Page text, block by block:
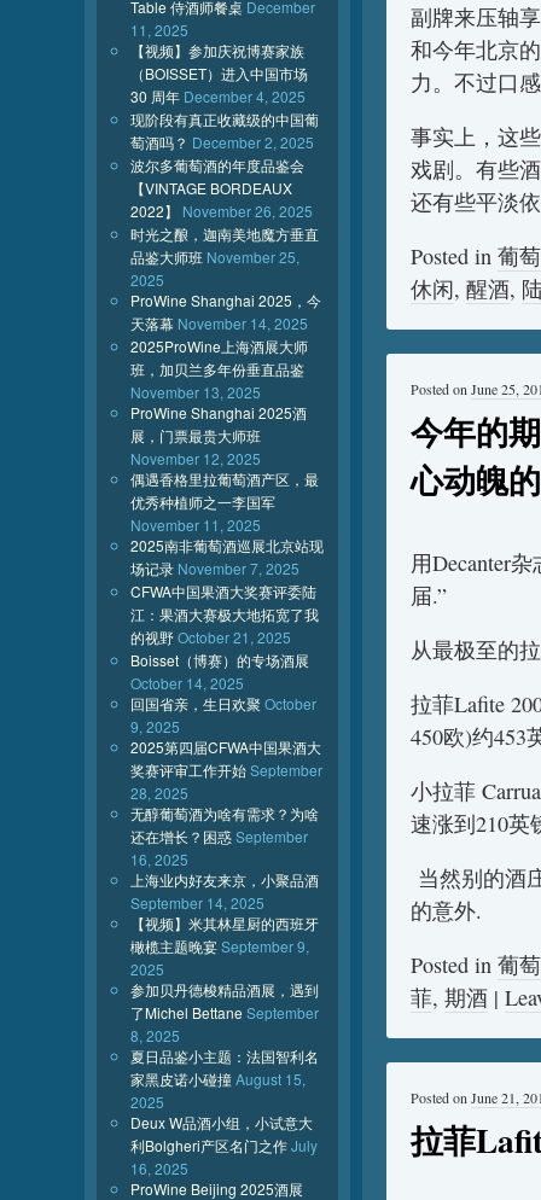
副牌来压轴
和今年北京
力。不过口
事实上，这
戏剧。有些
还有些平淡
Posted in 葡
休闲, 醒酒,
今年的
心动魄
Posted on June 25,
用Decanter
届.”
从最极至的
拉菲Lafite
450欧)约453
小拉菲
速涨到210英
当然别的酒
的意外.
Posted in 葡
菲, 期酒 |
拉菲
Posted on June 21,
Table 侍酒师餐桌 December
11, 2025
【视频】参加庆祝博赛家族
（BOISSET）进入中国市场
30 周年 December 4, 2025
现阶段有真正收藏级的中国葡
萄酒吗？ December 2, 2025
波尔多葡萄酒的年度品鉴会
【VINTAGE BORDEAUX
2022】
November 26, 2025
时光之酿，迦南美地魔方垂直
品鉴大师班 November 25,
2025
ProWine Shanghai 2025，今
天落幕 November 14, 2025
2025ProWine上海酒展大师
班，加贝兰多年份垂直品鉴
November 13, 2025
ProWine Shanghai 2025酒
展，门票最贵大师班
November 12, 2025
偶遇香格里拉葡萄酒产区，最
优秀种植师之一李国军
November 11, 2025
2025南非葡萄酒巡展北京站现
场记录 November 7, 2025
CFWA中国果酒大奖赛评委陆
江：果酒大赛极大地拓宽了我
的视野October 21, 2025
Boisset（博赛）的专场酒展
October 14, 2025
回国省亲，生日欢聚 October
9, 2025
2025第四届CFWA中国果酒大
奖赛评审工作开始September
28, 2025
无醇葡萄酒为啥有需求？为啥
还在增长？困惑September
16, 2025
上海业内好友来京，小聚品酒
September 14, 2025
【视频】米其林星厨的西班牙
橄榄主题晚宴September 9,
2025
参加贝丹德梭精品酒展，遇到
了Michel Bettane September
8, 2025
夏日品鉴小主题：法国智利名
家黑皮诺小碰撞August 15,
2025
Deux W品酒小组，小试意大
利Bolgheri产区名门之作July
16, 2025
ProWine Beijing 2025酒展